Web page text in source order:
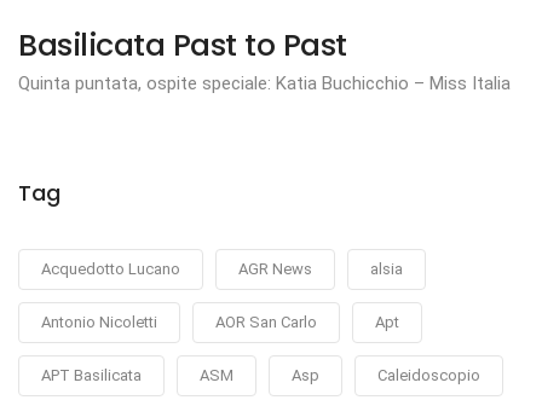
Basilicata Past to Past
Quinta puntata, ospite speciale: Katia Buchicchio – Miss Italia
Tag
Acquedotto Lucano AGR News alsia
Antonio Nicoletti AOR San Carlo Apt
APT Basilicata ASM Asp Caleidoscopio